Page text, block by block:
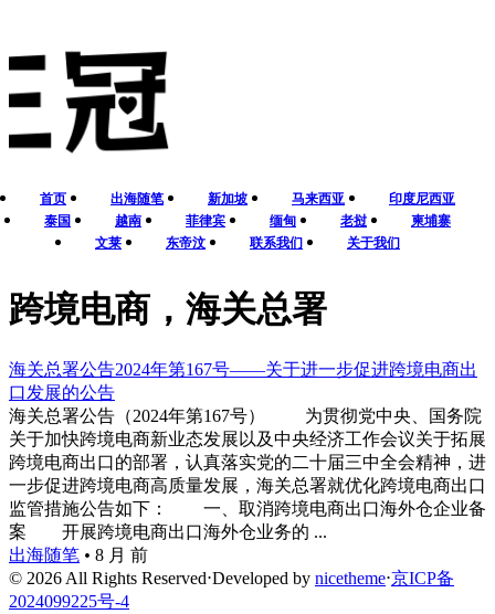
首页 出海随笔 新加坡 马来西亚
印度尼西亚
泰国
越南 菲律宾 缅甸 老挝
柬埔寨
文莱
东帝汶 联系我们 关于我们
跨境电商，海关总署
海关总署公告2024年第167号――关于进一步促进跨境电商出
口发展的公告
海关总署公告（2024年第167号） 为贯彻党中央、国务院
关于加快跨境电商新业态发展以及中央经济工作会议关于拓展
跨境电商出口的部署，认真落实党的二十届三中全会精神，进
一步促进跨境电商高质量发展，海关总署就优化跨境电商出口
监管措施公告如下： 一、取消跨境电商出口海外仓企业备
案 开展跨境电商出口海外仓业务的 ...
出海随笔 • 8 月 前
© 2026 All Rights Reserved⋅Developed by nicetheme⋅京ICP备
2024099225号-4